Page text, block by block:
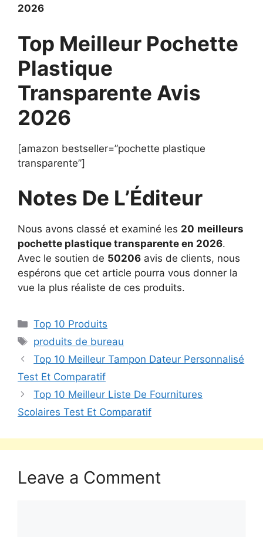
2026
Top Meilleur Pochette
Plastique
Transparente Avis
2026
[amazon bestseller=”pochette plastique
transparente”]
Notes De L’Éditeur
Nous avons classé et examiné les 20 meilleurs
pochette plastique transparente en 2026.
Avec le soutien de 50206 avis de clients, nous
espérons que cet article pourra vous donner la
vue la plus réaliste de ces produits.
Top 10 Produits
produits de bureau
Top 10 Meilleur Tampon Dateur Personnalisé
Test Et Comparatif
Top 10 Meilleur Liste De Fournitures
Scolaires Test Et Comparatif
Leave a Comment